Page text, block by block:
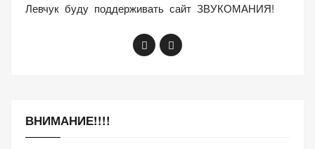
Левчук буду поддерживать сайт ЗВУКОМАНИЯ!
ВНИМАНИЕ!!!!
посещаемость